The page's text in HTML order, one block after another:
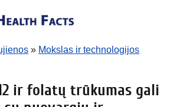
» Mokslas ir technologijos
ir folatų trūkumas gali